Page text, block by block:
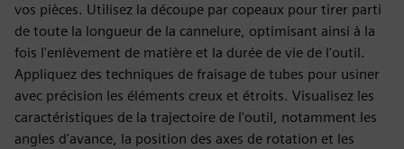
vos pièces. Utilisez la découpe par copeaux pour tirer parti
de toute la longueur de la cannelure, optimisant ainsi à la
fois l'enlèvement de matière et la durée de vie de l'outil.
Appliquez des techniques de fraisage de tubes pour usiner
avec précision les éléments creux et étroits. Visualisez les
caractéristiques de la trajectoire de l'outil, notamment les
angles d'avance, la position des axes de rotation et les